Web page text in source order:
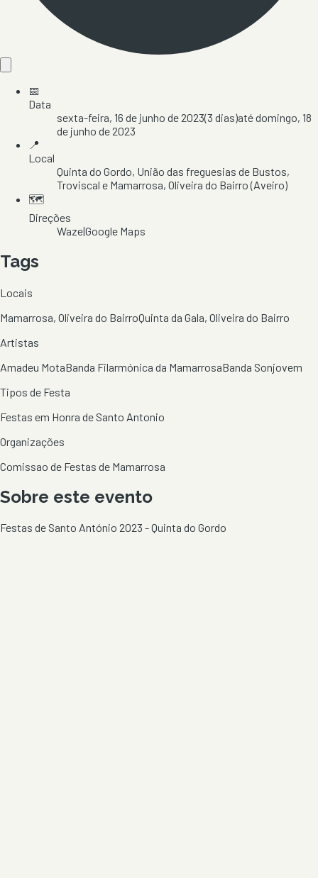
📅
Data
sexta-feira, 16 de junho de 2023(3 dias)atédomingo, 18
de junho de 2023
📍
Local
Quinta do Gordo, União das freguesias de Bustos,
Troviscal e Mamarrosa, Oliveira do Bairro(Aveiro)
🗺️
Direções
Waze|Google Maps
Tags
Locais
Mamarrosa, Oliveira do BairroQuinta da Gala, Oliveira do Bairro
Artistas
Amadeu MotaBanda Filarmónica da MamarrosaBanda Sonjovem
Tipos de Festa
Festas em Honra de Santo Antonio
Organizações
Comissao de Festas de Mamarrosa
Sobre este evento
Festas de Santo António 2023 - Quinta do Gordo